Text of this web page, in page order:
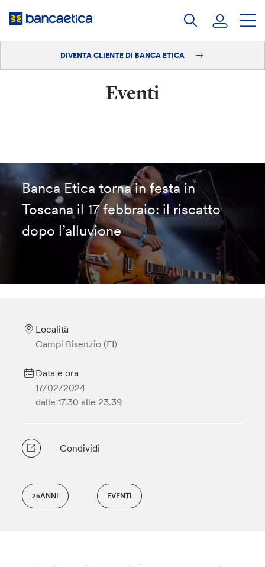
DIVENTA CLIENTE DI BANCA ETICA
Eventi
Banca Etica torna in festa in
Toscana il 17 febbraio: il riscatto
dopo l’alluvione
Località
Campi Bisenzio (FI)
Data e ora
17/02/2024
dalle 17.30 alle 23.39
Condividi
25ANNI EVENTI